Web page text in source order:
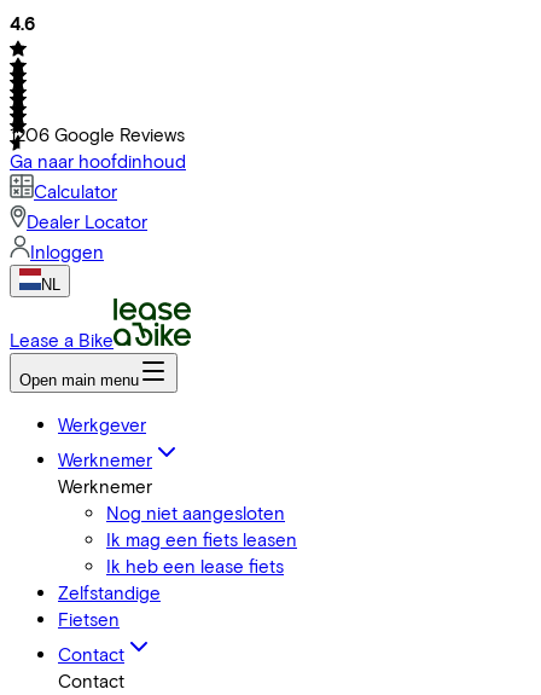
4.6
1206 Google Reviews
Ga naar hoofdinhoud
Calculator
Dealer Locator
Inloggen
NL
Lease a Bike
Open main menu
Werkgever
Werknemer
Werknemer
Nog niet aangesloten
Ik mag een fiets leasen
Ik heb een lease fiets
Zelfstandige
Fietsen
Contact
Contact